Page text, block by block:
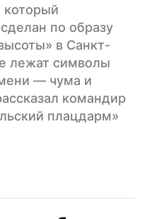
который
по образу
в Санкт-
лежат символы
— чума и
командир
плацдарм»